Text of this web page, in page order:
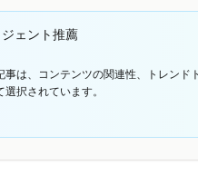
ェント推薦
事は、コンテンツの関連性、トレン
選択されています。